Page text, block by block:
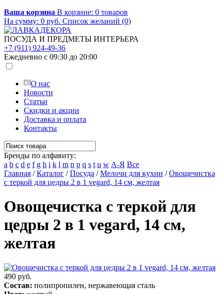
Ваша корзина В корзине: 0 товаров
На сумму: 0 руб. Список желаний (0)
ПОСУДА И ПРЕДМЕТЫ ИНТЕРЬЕРА
+7 (911) 924-49-36
Ежедневно с 09:30 до 20:00
О нас
Новости
Статьи
Скидки и акции
Доставка и оплата
Контакты
Бренды по алфавиту:
a b c d e f g h i k l m n p q s t u w А-Я Все
Главная /Каталог /Посуда /Мелочи для кухни /Овощечистка
с теркой для цедры 2 в 1 vegard, 14 см, желтая
Овощечистка с теркой для
цедры 2 в 1 vegard, 14 см,
желтая
490 руб.
Состав: полипропилен, нержавеющая сталь